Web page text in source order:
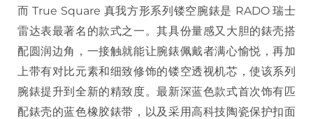
而 True Square 真我方形系列镂空腕錶是 RADO 瑞士
雷达表最著名的款式之一。其具份量感又大胆的錶壳搭
配圆润边角，一接触就能让腕錶佩戴者满心愉悦，再加
上带有对比元素和细致修饰的镂空透视机芯，使该系列
腕錶提升到全新的精致度。最新深蓝色款式首次饰有匹
配錶壳的蓝色橡胶錶带，以及采用高科技陶瓷保护扣面